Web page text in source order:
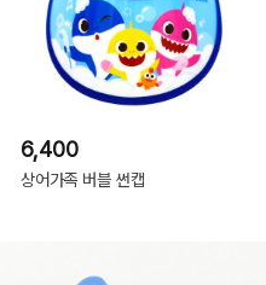
6,400
상어가족 버블 썬캡